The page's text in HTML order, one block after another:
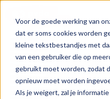
Voor de goede werking van
dat er soms cookies worden
kleine tekstbestandjes met
van een gebruiker die op
gebruikt moet worden, zodat
opnieuw moet worden
Als je weigert, zal je